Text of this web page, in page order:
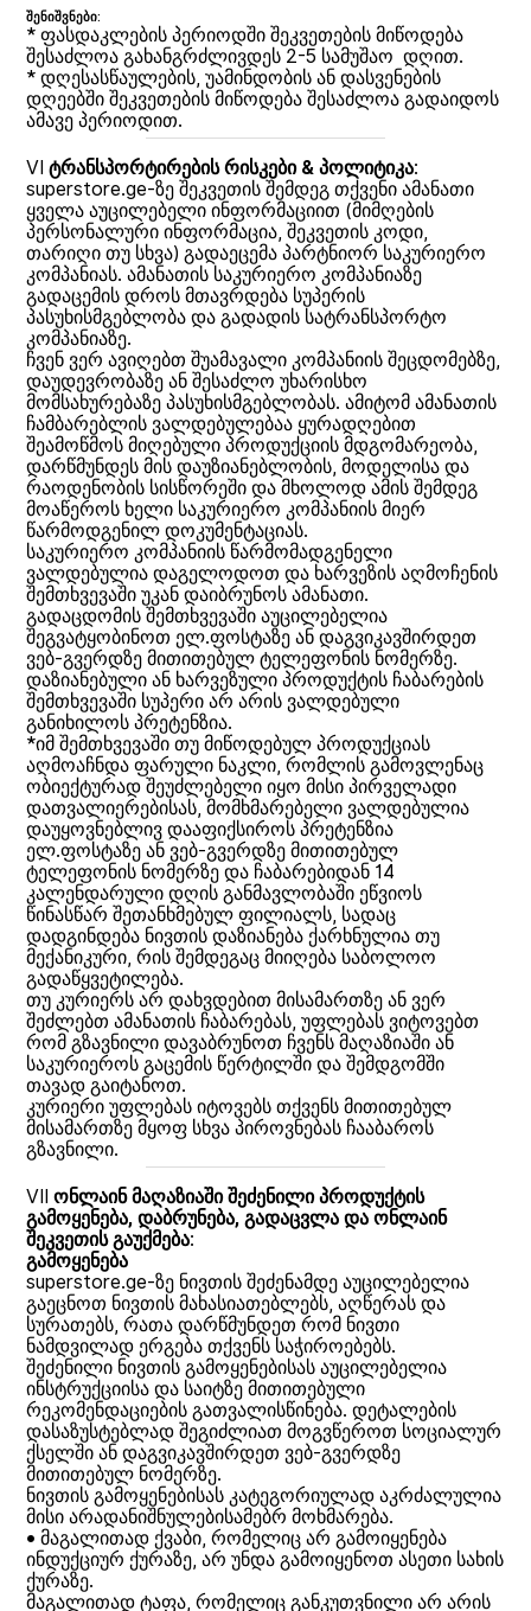
შენიშვნები:
* ფასდაკლების პერიოდში შეკვეთების მიწოდება
შესაძლოა გახანგრძლივდეს 2-5 სამუშაო დღით.
* დღესასწაულების, უამინდობის ან დასვენების
დღეებში შეკვეთების მიწოდება შესაძლოა გადაიდოს
ამავე პერიოდით.
VIტრანსპორტირების რისკები & პოლიტიკა:
superstore.ge-ზე შეკვეთის შემდეგ თქვენი ამანათი
ყველა აუცილებელი ინფორმაციით (მიმღების
პერსონალური ინფორმაცია, შეკვეთის კოდი,
თარიღი თუ სხვა) გადაეცემა პარტნიორ საკურიერო
კომპანიას. ამანათის საკურიერო კომპანიაზე
გადაცემის დროს მთავრდება სუპერის
პასუხისმგებლობა და გადადის სატრანსპორტო
კომპანიაზე.
ჩვენ ვერ ავიღებთ შუამავალი კომპანიის შეცდომებზე,
დაუდევრობაზე ან შესაძლო უხარისხო
მომსახურებაზე პასუხისმგებლობას. ამიტომ ამანათის
ჩამბარებლის ვალდებულებაა ყურადღებით
შეამოწმოს მიღებული პროდუქციის მდგომარეობა,
დარწმუნდეს მის დაუზიანებლობის, მოდელისა და
რაოდენობის სისწორეში და მხოლოდ ამის შემდეგ
მოაწეროს ხელი საკურიერო კომპანიის მიერ
წარმოდგენილ დოკუმენტაციას.
საკურიერო კომპანიის წარმომადგენელი
ვალდებულია დაგელოდოთ და ხარვეზის აღმოჩენის
შემთხვევაში უკან დაიბრუნოს ამანათი.
გადაცდომის შემთხვევაში აუცილებელია
შეგვატყობინოთ ელ.ფოსტაზე ან დაგვიკავშირდეთ
ვებ-გვერდზე მითითებულ ტელეფონის ნომერზე.
დაზიანებული ან ხარვეზული პროდუქტის ჩაბარების
შემთხვევაში სუპერი არ არის ვალდებული
განიხილოს პრეტენზია.
*იმ შემთხვევაში თუ მიწოდებულ პროდუქციას
აღმოაჩნდა ფარული ნაკლი, რომლის გამოვლენაც
ობიექტურად შეუძლებელი იყო მისი პირველადი
დათვალიერებისას, მომხმარებელი ვალდებულია
დაუყოვნებლივ დააფიქსიროს პრეტენზია
ელ.ფოსტაზე ან ვებ-გვერდზე მითითებულ
ტელეფონის ნომერზე და ჩაბარებიდან 14
კალენდარული დღის განმავლობაში ეწვიოს
წინასწარ შეთანხმებულ ფილიალს, სადაც
დადგინდება ნივთის დაზიანება ქარხნულია თუ
მექანიკური, რის შემდეგაც მიიღება საბოლოო
გადაწყვეტილება.
თუ კურიერს არ დახვდებით მისამართზე ან ვერ
შეძლებთ ამანათის ჩაბარებას, უფლებას ვიტოვებთ
რომ გზავნილი დავაბრუნოთ ჩვენს მაღაზიაში ან
საკურიეროს გაცემის წერტილში და შემდგომში
თავად გაიტანოთ.
კურიერი უფლებას იტოვებს თქვენს მითითებულ
მისამართზე მყოფ სხვა პიროვნებას ჩააბაროს
გზავნილი.
VIIონლაინ მაღაზიაში შეძენილი პროდუქტის
გამოყენება, დაბრუნება, გადაცვლა და ონლაინ
შეკვეთის გაუქმება:
გამოყენება
superstore.ge-ზე ნივთის შეძენამდე აუცილებელია
გაეცნოთ ნივთის მახასიათებლებს, აღწერას და
სურათებს, რათა დარწმუნდეთ რომ ნივთი
ნამდვილად ერგება თქვენს საჭიროებებს.
შეძენილი ნივთის გამოყენებისას აუცილებელია
ინსტრუქციისა და საიტზე მითითებული
რეკომენდაციების გათვალისწინება. დეტალების
დასაზუსტებლად შეგიძლიათ მოგვწეროთ სოციალურ
ქსელში ან დაგვიკავშირდეთ ვებ-გვერდზე
მითითებულ ნომერზე.
ნივთის გამოყენებისას კატეგორიულად აკრძალულია
მისი არადანიშნულებისამებრ მოხმარება.
• მაგალითად ქვაბი, რომელიც არ გამოიყენება
ინდუქციურ ქურაზე, არ უნდა გამოიყენოთ ასეთი სახის
ქურაზე.
მაგალითად ტაფა, რომელიც განკუთვნილი არ არის